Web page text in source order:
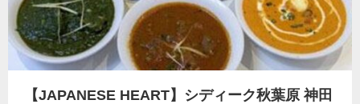
【JAPANESE HEART】シディーク秋葉原 神田